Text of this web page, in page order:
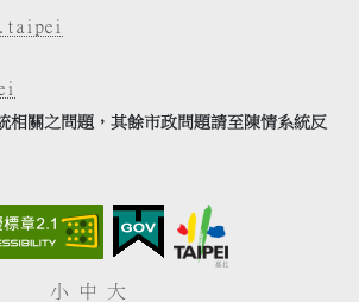
相關之問題，其餘市政問題請至陳情系統反
小 中 大